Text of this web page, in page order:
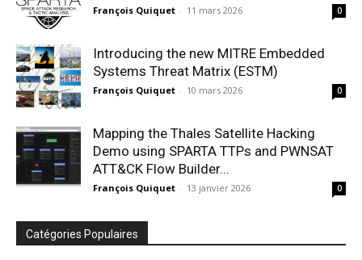
François Quiquet - 11 mars 2026 0
Introducing the new MITRE Embedded
Systems Threat Matrix (ESTM)
François Quiquet - 10 mars 2026 0
Mapping the Thales Satellite Hacking
Demo using SPARTA TTPs and PWNSAT
ATT&CK Flow Builder...
François Quiquet - 13 janvier 2026 0
Catégories Populaires